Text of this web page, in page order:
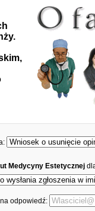
Medycyny Estetycznej
odpowiedź: